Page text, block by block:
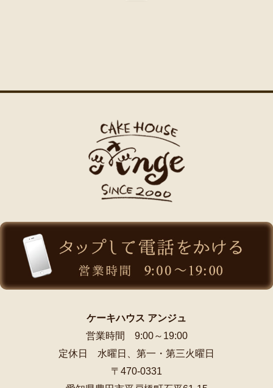
ケーキハウス アンジュ
営業時間 9:00～19:00
定休日 水曜日、第一・第三火曜日
〒470-0331